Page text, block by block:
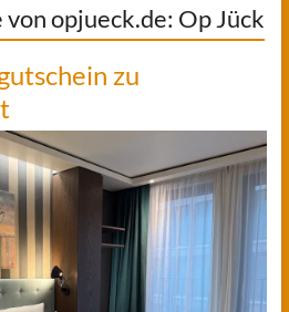
opjueck.de: Op Jück
zu